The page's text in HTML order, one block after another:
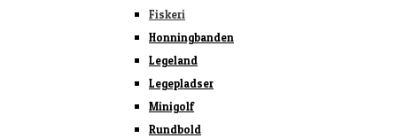
Fiskeri
Honningbanden
Legeland
Legepladser
Minigolf
Rundbold